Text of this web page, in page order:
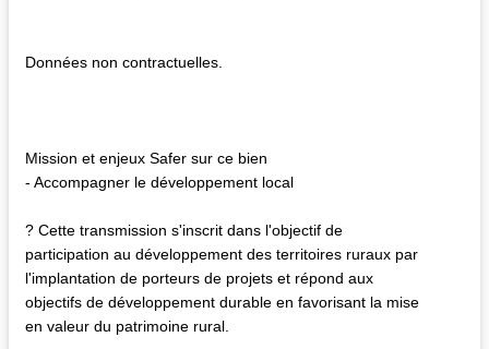
Données non contractuelles.
Mission et enjeux Safer sur ce bien
- Accompagner le développement local
? Cette transmission s'inscrit dans l'objectif de
participation au développement des territoires ruraux par
l'implantation de porteurs de projets et répond aux
objectifs de développement durable en favorisant la mise
en valeur du patrimoine rural.